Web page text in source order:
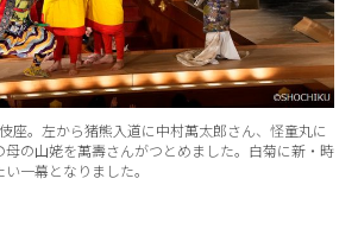
座。左から猪熊入道に中村萬太郎さん、怪童丸に
の山姥を萬壽さんがつとめました。白菊に新・時
一幕となりました。